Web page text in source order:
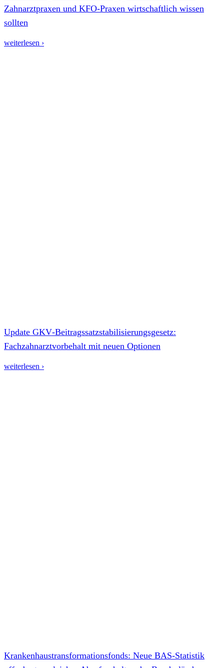
Zahnarztpraxen und KFO-Praxen wirtschaftlich wissen
sollten
weiterlesen ›
Update GKV‑Beitragssatzstabilisierungsgesetz:
Fachzahnarztvorbehalt mit neuen Optionen
weiterlesen ›
Krankenhaustransformationsfonds: Neue BAS-Statistik